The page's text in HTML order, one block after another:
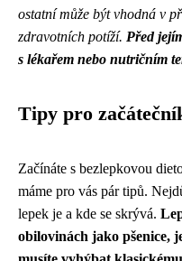
ostatní může být vhodná v
zdravotních potíží. Před
s lékařem nebo nutričním
Tipy pro
Začínáte s bezlepkovou
máme pro vás pár tipů.
lepek je a kde se skrývá.
obilovinách jako pšenice,